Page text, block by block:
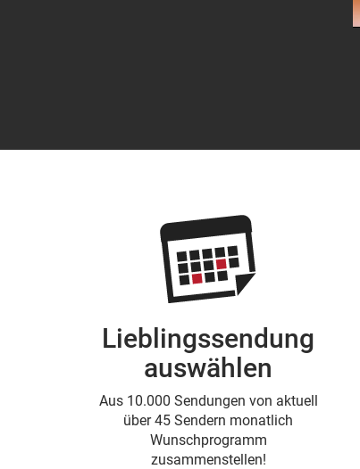
Lieblingssendung
auswählen
Aus 10.000 Sendungen von aktuell
über 45 Sendern monatlich
Wunschprogramm
zusammenstellen!